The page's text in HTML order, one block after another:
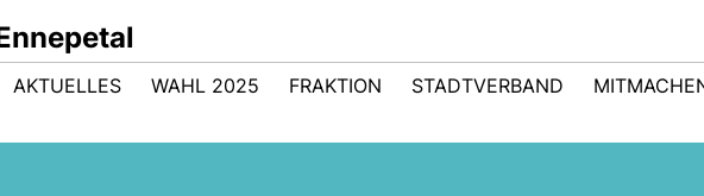
AKTUELLES WAHL 2025 FRAKTION STADTVERBAND